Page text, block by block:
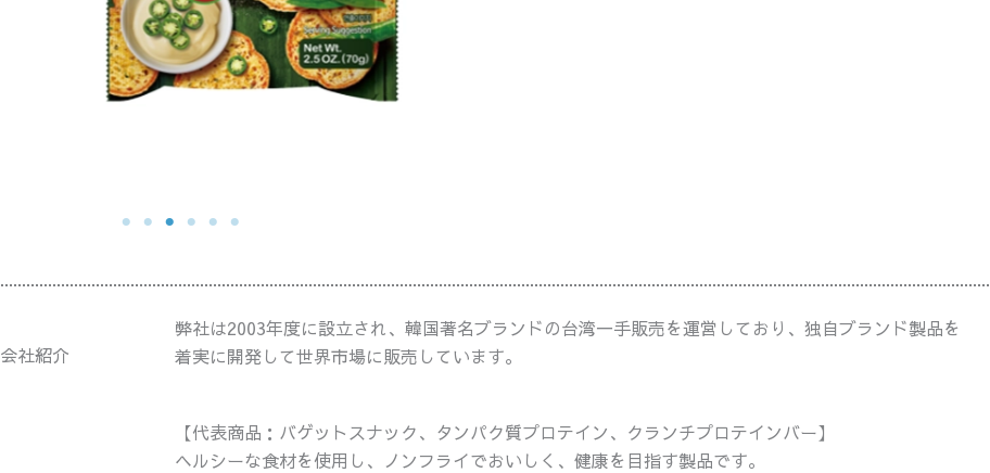
会社紹介
弊社は2003年度に設立され、韓国著名ブランドの台湾一手販売を運営しており、独自ブランド製品を
着実に開発して世界市場に販売しています。
【代表商品：バゲットスナック、タンパク質プロテイン、クランチプロテインバー】
ヘルシーな食材を使用し、ノンフライでおいしく、健康を目指す製品です。